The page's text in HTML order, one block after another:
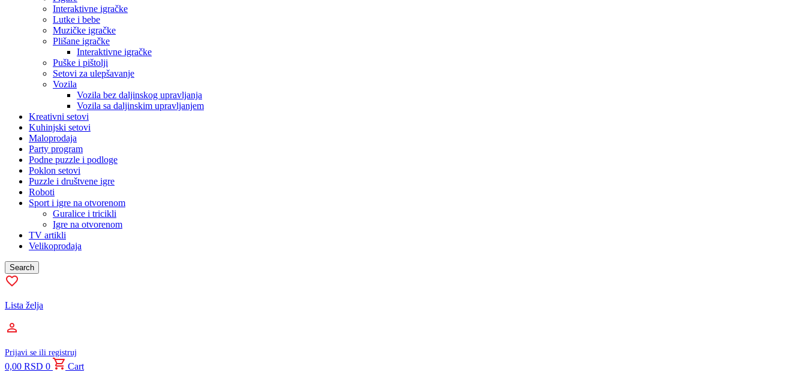
Interaktivne igračke
Lutke i bebe
Muzičke igračke
Plišane igračke
Interaktivne igračke
Puške i pištolji
Setovi za ulepšavanje
Vozila
Vozila bez daljinskog upravljanja
Vozila sa daljinskim upravljanjem
Kreativni setovi
Kuhinjski setovi
Maloprodaja
Party program
Podne puzzle i podloge
Poklon setovi
Puzzle i društvene igre
Roboti
Sport i igre na otvorenom
Guralice i tricikli
Igre na otvorenom
TV artikli
Velikoprodaja
Search
Lista želja
Prijavi se ili registruj
0,00 RSD 0
Cart